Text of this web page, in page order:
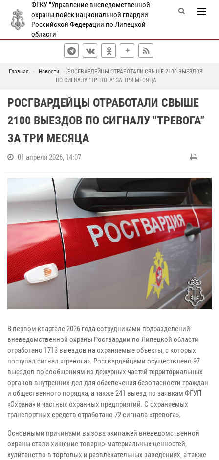
ФГКУ "Управление вневедомственной
охраны войск национальной гвардии
Российской Федерации по Липецкой
области"
Главная Новости
РОСГВАРДЕЙЦЫ ОТРАБОТАЛИ СВЫШЕ 2100 ВЫЕЗДОВ
ПО СИГНАЛУ "ТРЕВОГА" ЗА ТРИ МЕСЯЦА
РОСГВАРДЕЙЦЫ ОТРАБОТАЛИ СВЫШЕ
2100 ВЫЕЗДОВ ПО СИГНАЛУ "ТРЕВОГА"
ЗА ТРИ МЕСЯЦА
01 апреля 2026, 14:07
В первом квартале 2026 года сотрудниками подразделений
вневедомственной охраны Росгвардии по Липецкой области
отработано 1713 выездов на охраняемые объекты, с которых
поступал сигнал «тревога». Росгвардейцами осуществлено 97
выездов по сообщениям из дежурных частей территориальных
органов внутренних дел для обеспечения безопасности граждан
и общественного порядка, а также 241 выезд по заявкам ФГУП
«Охрана» и частных охранных предприятий. С охраняемых
транспортных средств отработано 72 сигнала «тревога».
Основными причинами вызова экипажей вневедомственной
охраны стали хищение товарно-материальных ценностей,
хулиганство в торговых и развлекательных заведениях, а также